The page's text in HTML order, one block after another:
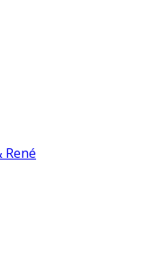
René